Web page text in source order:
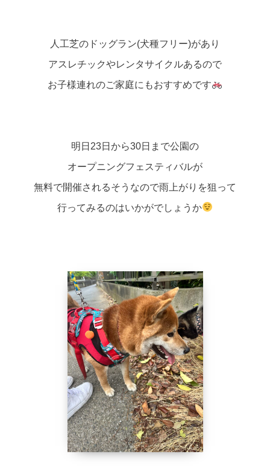
人工芝のドッグラン(犬種フリー)があり
アスレチックやレンタサイクルあるので
お子様連れのご家庭にもおすすめです
明日23日から30日まで公園の
オープニングフェスティバルが
無料で開催されるそうなので雨上がりを狙って
行ってみるのはいかがでしょうか